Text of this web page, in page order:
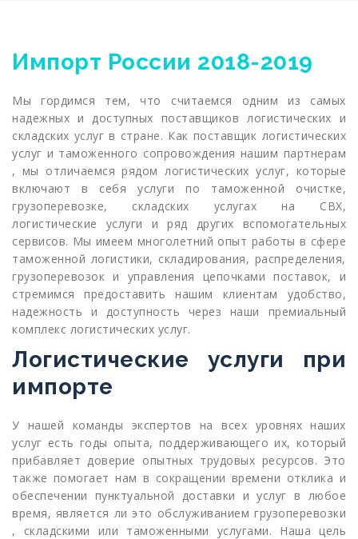
Импорт России 2018-2019
Мы гордимся тем, что считаемся одним из самых
надежных и доступных поставщиков логистических и
складских услуг в стране. Как поставщик логистических
услуг и таможенного сопровождения нашим партнерам
, мы отличаемся рядом логистических услуг, которые
включают в себя услуги по таможенной очистке,
грузоперевозке, складских услугах на СВХ,
логистические услуги и ряд других вспомогательных
сервисов. Мы имеем многолетний опыт работы в сфере
таможенной логистики, складирования, распределения,
грузоперевозок и управления цепочками поставок, и
стремимся предоставить нашим клиентам удобство,
надежность и доступность через наши премиальный
комплекс логистических услуг.
Логистические услуги при
импорте
У нашей команды экспертов на всех уровнях наших
услуг есть годы опыта, поддерживающего их, который
прибавляет доверие опытных трудовых ресурсов. Это
также помогает нам в сокращении времени отклика и
обеспечении пунктуальной доставки и услуг в любое
время, является ли это обслуживанием грузоперевозки
, складскими или таможенными услугами. Наша цель